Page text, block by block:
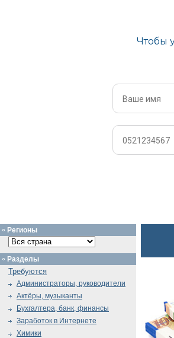
Регионы
Разделы
Требуются
Администраторы, руководители
Актёры, музыканты
Бухгалтера, банк, финансы
Заработок в Интернете
Химики